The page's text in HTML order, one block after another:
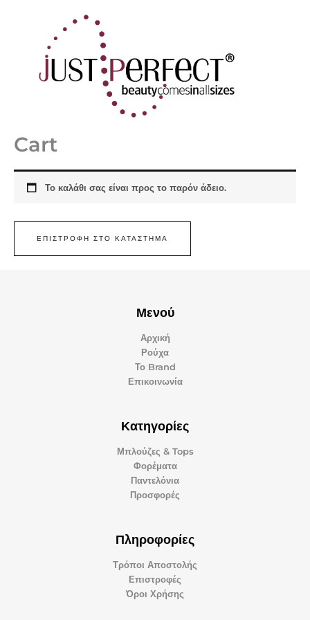
Cart
Το καλάθι σας είναι προς το παρόν άδειο.
ΕΠΙΣΤΡΟΦΉ ΣΤΟ ΚΑΤΆΣΤΗΜΑ
Μενού
Αρχική
Ρούχα
Το Brand
Επικοινωνία
Κατηγορίες
Μπλούζες & Tops
Φορέματα
Παντελόνια
Προσφορές
Πληροφορίες
Τρόποι Αποστολής
Επιστροφές
Όροι Χρήσης